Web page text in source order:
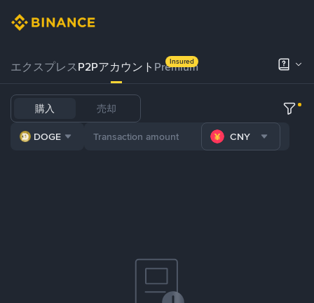
エクスプレスP2Pアカウント Premium
Insured
購入 売却
DOGE CNY